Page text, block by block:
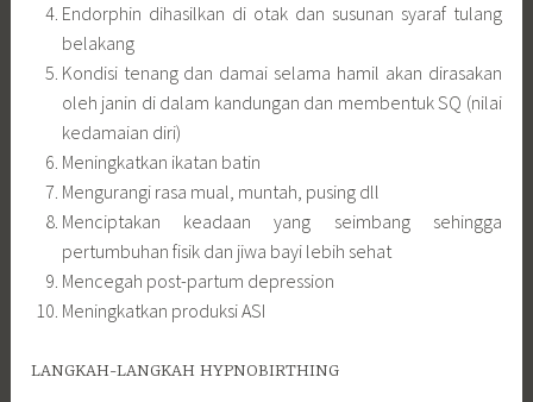
Endorphin dihasilkan di otak dan susunan syaraf tulang
belakang
Kondisi tenang dan damai selama hamil akan dirasakan
oleh janin di dalam kandungan dan membentuk SQ (nilai
kedamaian diri)
Meningkatkan ikatan batin
Mengurangi rasa mual, muntah, pusing dll
Menciptakan keadaan yang seimbang sehingga
pertumbuhan fisik dan jiwa bayi lebih sehat
Mencegah post-partum depression
Meningkatkan produksi ASI
LANGKAH-LANGKAH HYPNOBIRTHING